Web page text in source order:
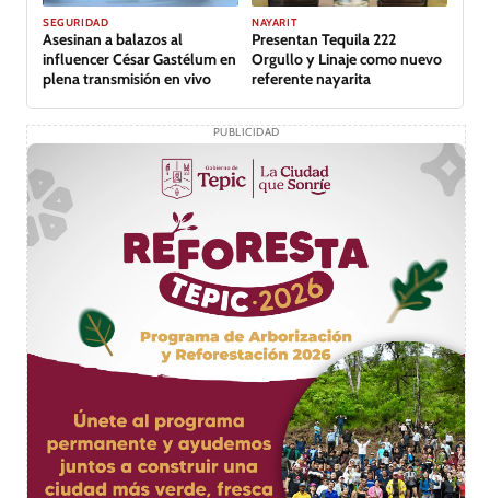
SEGURIDAD
Asesinan a balazos al
influencer César Gastélum en
plena transmisión en vivo
GALERÍA
NAYARIT
Presentan Tequila 222
Orgullo y Linaje como nuevo
referente nayarita
PUBLICIDAD